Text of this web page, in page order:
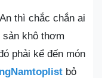
thì chắc chắn ai
khô thơm
phải kể đến món
bỏ